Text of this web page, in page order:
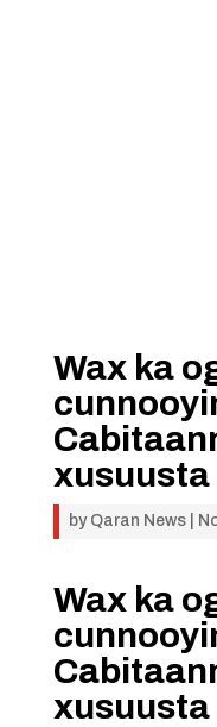
Wax ka
xusuusta
by Qaran News|
Wax ka
xusuusta